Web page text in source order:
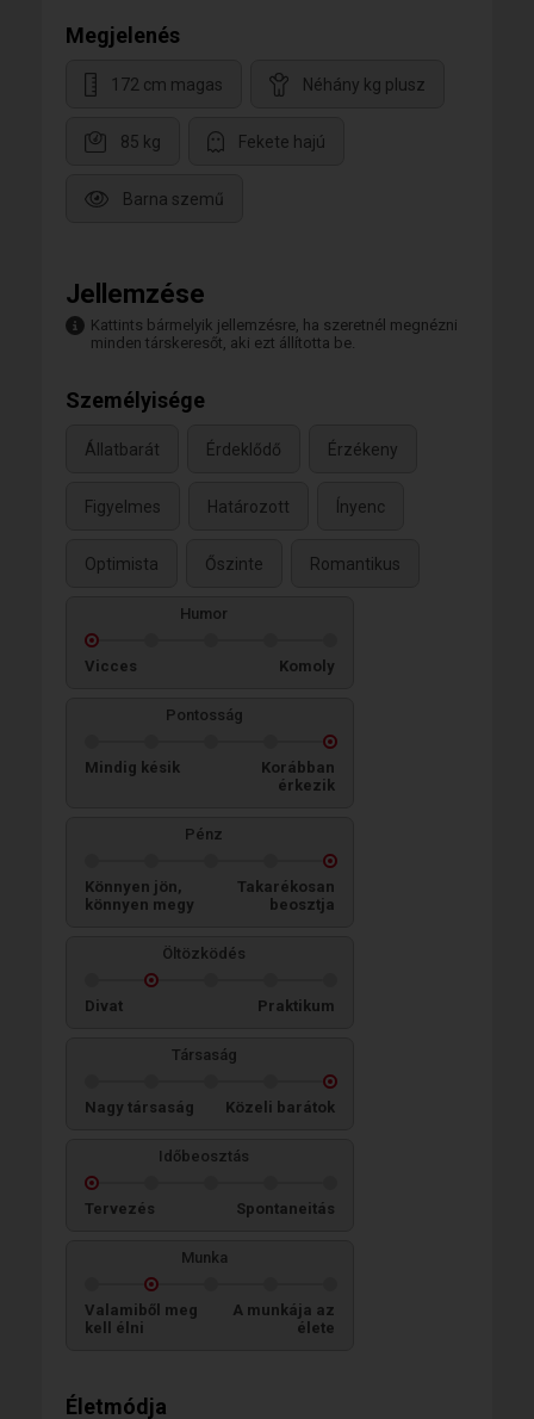
Megjelenés
172 cm magas Néhány kg plusz
85 kg Fekete hajú
Barna szemű
Jellemzése
Kattints bármelyik jellemzésre, ha szeretnél megnézni
minden társkeresőt, aki ezt állította be.
Személyisége
Állatbarát Érdeklődő Érzékeny
Figyelmes Határozott Ínyenc
Optimista Őszinte Romantikus
Humor
Vicces Komoly
Pontosság
Mindig késik
Korábban
érkezik
Pénz
Könnyen jön,
könnyen megy
Takarékosan
beosztja
Öltözködés
Divat Praktikum
Társaság
Nagy társaság Közeli barátok
Időbeosztás
Tervezés Spontaneitás
Munka
Valamiből meg
kell élni
A munkája az
élete
Életmódja